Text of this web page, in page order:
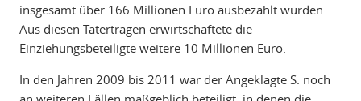
insgesamt über 166 Millionen Euro ausbezahlt wurden.
Aus diesen Taterträgen erwirtschaftete die
Einziehungsbeteiligte weitere 10 Millionen Euro.
In den Jahren 2009 bis 2011 war der Angeklagte S. noch